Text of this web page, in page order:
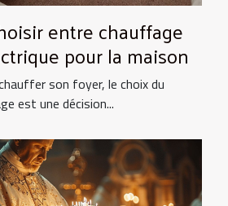
entre chauffage
pour la maison
son foyer, le choix du
est une décision...